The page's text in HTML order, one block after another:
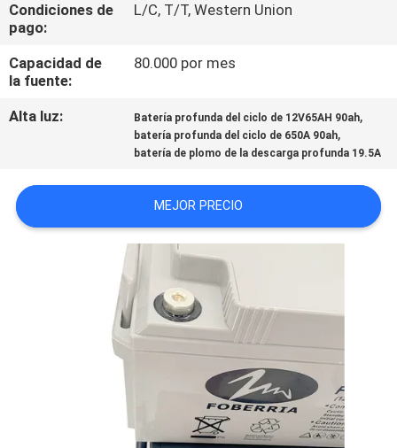
EN
CONTACTO
CON
CASOS
Condiciones de
pago:
L/C, T/T, Western Union
Capacidad de
la fuente:
80.000 por mes
Alta luz: Batería profunda del ciclo de 12V65AH 90ah,
batería profunda del ciclo de 650A 90ah,
batería de plomo de la descarga profunda 19.5A
MEJOR PRECIO